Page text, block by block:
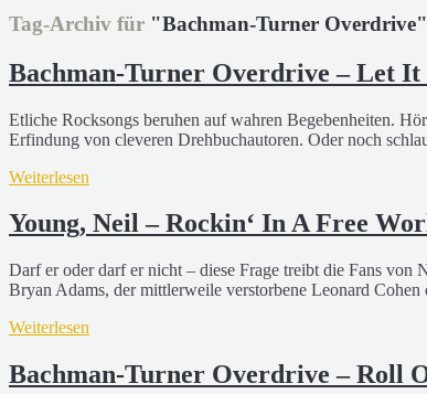
Tag-Archiv für "Bachman-Turner Overdrive"
Bachman-Turner Overdrive – Let It
Etliche Rocksongs beruhen auf wahren Begebenheiten.
Erfindung von cleveren Drehbuchautoren. Oder noch
Weiterlesen
Young, Neil – Rockin‘ In A Free
Darf er oder darf er nicht – diese Frage treibt die Fans von
Bryan Adams, der mittlerweile verstorbene Leonard
Weiterlesen
Bachman-Turner Overdrive – Roll